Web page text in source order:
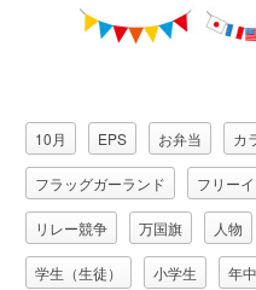
10月 EPS お弁当 カ
フラッグガーランド フリー
リレー競争 万国旗 人物
学生（生徒） 小学生 年